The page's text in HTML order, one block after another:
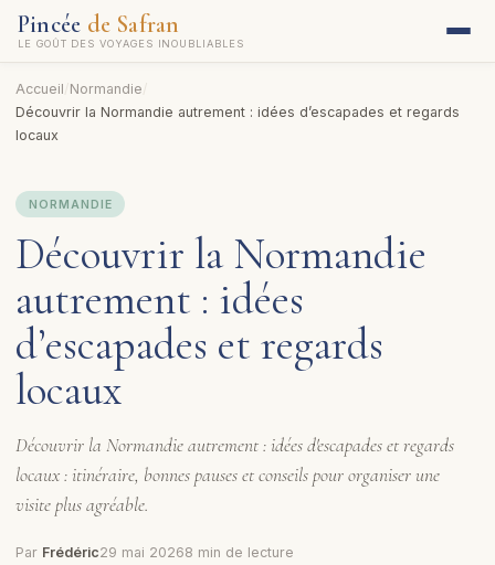
Pincée de Safran
LE GOÛT DES VOYAGES INOUBLIABLES
Accueil Normandie
Découvrir la Normandie autrement : idées d’escapades et regards
locaux
NORMANDIE
Découvrir la Normandie
autrement : idées
d’escapades et regards
locaux
Découvrir la Normandie autrement : idées d'escapades et regards
locaux : itinéraire, bonnes pauses et conseils pour organiser une
visite plus agréable.
Par Frédéric29 mai 20268 min de lecture